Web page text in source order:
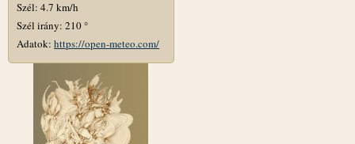
Szél: 4.7 km/h
Szél irány: 210 °
Adatok: https://open-meteo.com/